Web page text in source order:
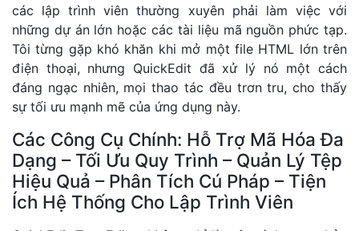
các lập trình viên thường xuyên phải làm việc với
những dự án lớn hoặc các tài liệu mã nguồn phức tạp.
Tôi từng gặp khó khăn khi mở một file HTML lớn trên
điện thoại, nhưng QuickEdit đã xử lý nó một cách
đáng ngạc nhiên, mọi thao tác đều trơn tru, cho thấy
sự tối ưu mạnh mẽ của ứng dụng này.
Các Công Cụ Chính: Hỗ Trợ Mã Hóa Đa
Dạng – Tối Ưu Quy Trình – Quản Lý Tệp
Hiệu Quả – Phân Tích Cú Pháp – Tiện
Ích Hệ Thống Cho Lập Trình Viên